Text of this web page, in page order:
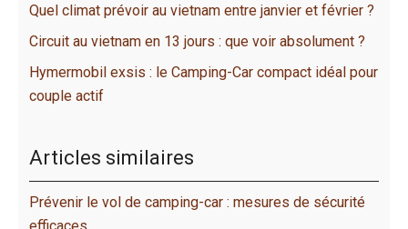
Quel climat prévoir au vietnam entre janvier et février ?
Circuit au vietnam en 13 jours : que voir absolument ?
Hymermobil exsis : le Camping-Car compact idéal pour
couple actif
Articles similaires
Prévenir le vol de camping-car : mesures de sécurité